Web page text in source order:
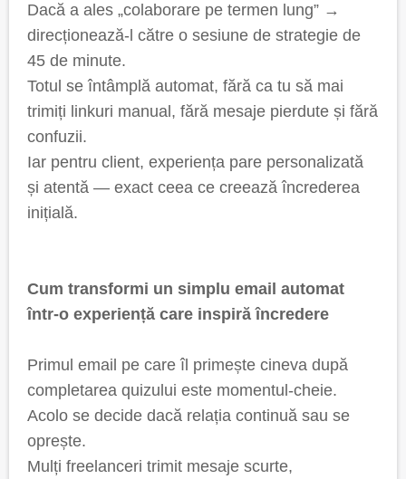
Dacă a ales „colaborare pe termen lung” →
direcționează-l către o sesiune de strategie de
45 de minute.
Totul se întâmplă automat, fără ca tu să mai
trimiți linkuri manual, fără mesaje pierdute și fără
confuzii.
Iar pentru client, experiența pare personalizată
și atentă — exact ceea ce creează încrederea
inițială.
Cum transformi un simplu email automat
într-o experiență care inspiră încredere
Primul email pe care îl primește cineva după
completarea quizului este momentul-cheie.
Acolo se decide dacă relația continuă sau se
oprește.
Mulți freelanceri trimit mesaje scurte,